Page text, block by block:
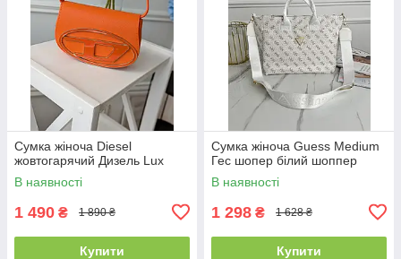
Сумка жіноча Diesel
жовтогарячий Дизель Lux
В наявності
1 490 ₴ 1 890 ₴
Купити
Сумка жіноча Guess Medium
Гес шопер білий шоппер
В наявності
1 298 ₴ 1 628 ₴
Купити